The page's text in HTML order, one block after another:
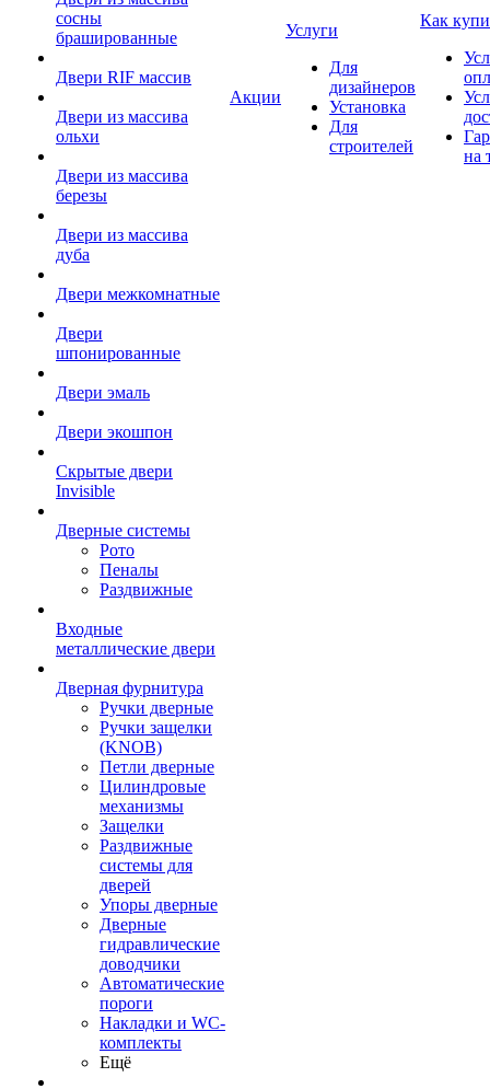
сосны
брашированные
Двери RIF массив
Двери из массива
ольхи
Двери из массива
березы
Двери из массива
дуба
Двери межкомнатные
Двери
шпонированные
Двери эмаль
Двери экошпон
Скрытые двери
Invisible
Дверные системы
Рото
Пеналы
Раздвижные
Входные
металлические двери
Дверная фурнитура
Ручки дверные
Ручки защелки
(KNOB)
Петли дверные
Цилиндровые
механизмы
Защелки
Раздвижные
системы для
дверей
Упоры дверные
Дверные
гидравлические
доводчики
Автоматические
пороги
Накладки и WC-
комплекты
Ещё
Акции
Услуги
Для
дизайнеров
Установка
Для
строителей
Как
на